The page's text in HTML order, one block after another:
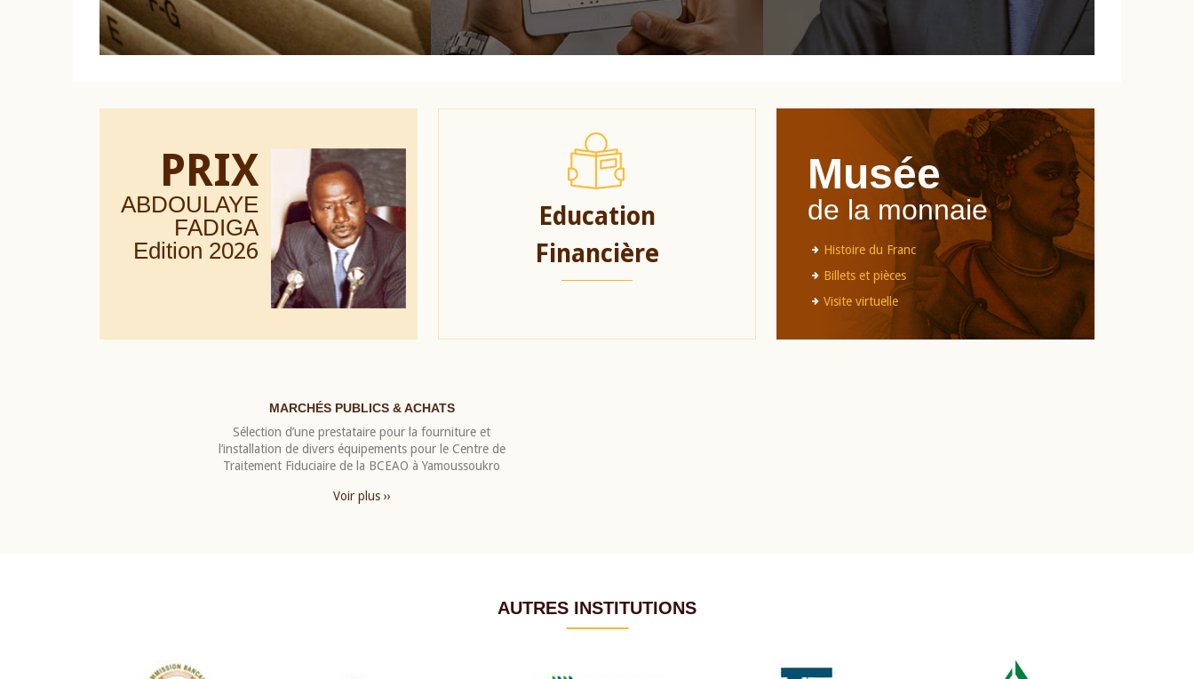
PRIX
ABDOULAYE
FADIGA
Edition 2026
Education
Financière
Musée
de la monnaie
Histoire du Franc
Billets et pièces
Visite virtuelle
MARCHÉS PUBLICS & ACHATS
Sélection d’une prestataire pour la fourniture et
l’installation de divers équipements pour le Centre de
Traitement Fiduciaire de la BCEAO à Yamoussoukro
Voir plus ››
AUTRES INSTITUTIONS